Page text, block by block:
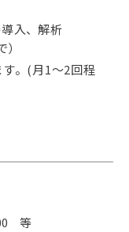
入、解析
。(月1～2回程
等